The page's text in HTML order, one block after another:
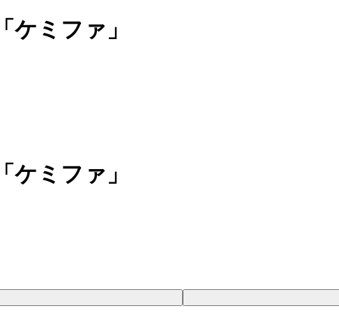
ケミファ」
ケミファ」